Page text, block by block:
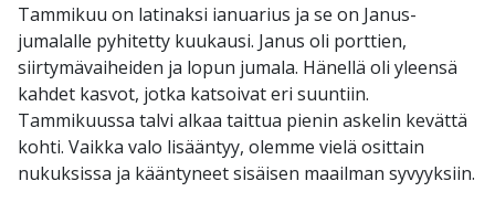
Tammikuu on latinaksi ianuarius ja se on Janus-
jumalalle pyhitetty kuukausi. Janus oli porttien,
siirtymävaiheiden ja lopun jumala. Hänellä oli yleensä
kahdet kasvot, jotka katsoivat eri suuntiin.
Tammikuussa talvi alkaa taittua pienin askelin kevättä
kohti. Vaikka valo lisääntyy, olemme vielä osittain
nukuksissa ja kääntyneet sisäisen maailman syvyyksiin.